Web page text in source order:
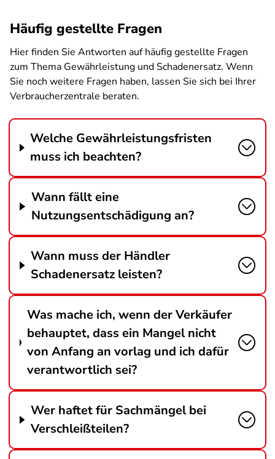
Häufig gestellte Fragen
Hier finden Sie Antworten auf häufig gestellte Fragen
zum Thema Gewährleistung und Schadenersatz. Wenn
Sie noch weitere Fragen haben, lassen Sie sich bei Ihrer
Verbraucherzentrale beraten.
Welche Gewährleistungsfristen
muss ich beachten?
Wann fällt eine
Nutzungsentschädigung an?
Wann muss der Händler
Schadenersatz leisten?
Was mache ich, wenn der Verkäufer
behauptet, dass ein Mangel nicht
von Anfang an vorlag und ich dafür
verantwortlich sei?
Wer haftet für Sachmängel bei
Verschleißteilen?